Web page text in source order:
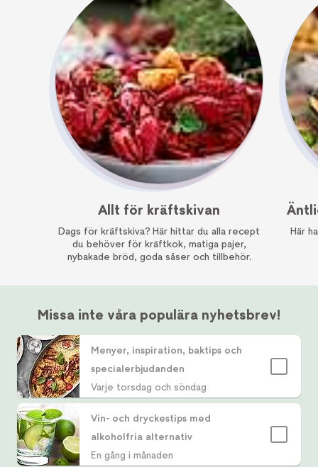
Allt för kräftskivan
Dags för kräftskiva? Här hittar du alla recept
du behöver för kräftkok, matiga pajer,
nybakade bröd, goda såser och tillbehör.
Här
Missa inte våra populära nyhetsbrev!
Menyer, inspiration, baktips och
specialerbjudanden
Varje torsdag och söndag
Vin- och dryckestips med
alkoholfria alternativ
En gång i månaden